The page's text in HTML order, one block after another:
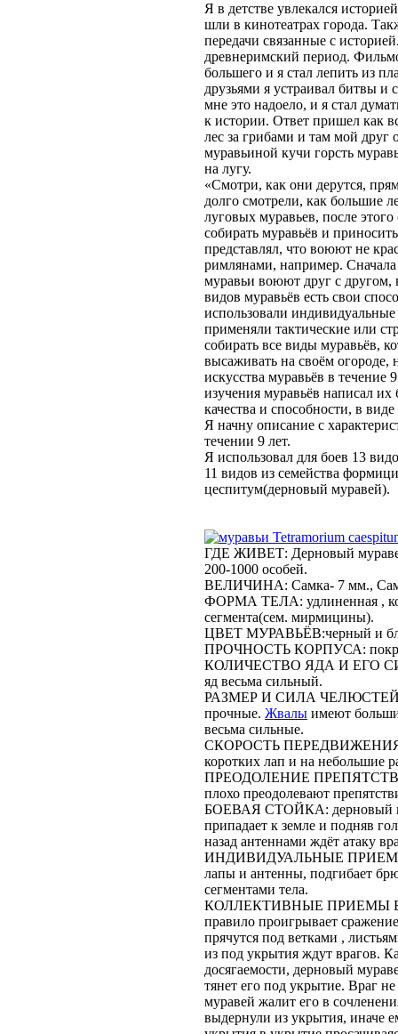
Я в детстве увлекался
шли в кинотеатрах города.
передачи связанные с
древнеримский период.
большего и я стал лепить из
друзьями я устраивал битвы и
мне это надоело, и я стал
к истории. Ответ пришел как
лес за грибами и там мой друг
муравьиной кучи горсть
на лугу.
«Смотри, как они дерутся,
долго смотрели, как большие
луговых муравьев, после
собирать муравьёв и
представлял, что воюют не
римлянами, например.
муравьи воюют друг с другом,
видов муравьёв есть свои
использовали
применяли тактические или
собирать все виды муравьёв,
высаживать на своём огороде,
искусства муравьёв в течение
изучения муравьёв написал их
качества и способности, в
Я начну описание с
течении 9 лет.
Я использовал для боев 13
11 видов из семейства
цеспитум(дерновый муравей).
Tetramorium
ГДЕ ЖИВЕТ: Дерновый
200-1000 особей.
ВЕЛИЧИНА: Самка- 7 мм.,
ФОРМА ТЕЛА: удлиненная ,
сегмента(сем. мирмицины).
ЦВЕТ МУРАВЬЁВ:черный и
ПРОЧНОСТЬ КОРПУСА:
КОЛИЧЕСТВО ЯДА И ЕГО
яд весьма сильный.
РАЗМЕР И СИЛА ЧЕЛЮСТЕЙ:
прочные. Жвалы имеют
весьма сильные.
СКОРОСТЬ ПЕРЕДВИЖЕНИЯ:
коротких лап и на небольшие
ПРЕОДОЛЕНИЕ ПРЕПЯТСТВИЙ:
плохо преодолевают
БОЕВАЯ СТОЙКА: дерновый
припадает к земле и подняв
назад антеннами ждёт атаку
ИНДИВИДУАЛЬНЫЕ ПРИЕМЫ
лапы и антенны, подгибает
сегментами тела.
КОЛЛЕКТИВНЫЕ ПРИЕМЫ
правило проигрывает
прячутся под ветками ,
из под укрытия ждут врагов.
досягаемости, дерновый
тянет его под укрытие. Враг
муравей жалит его в
выдернули из укрытия, иначе